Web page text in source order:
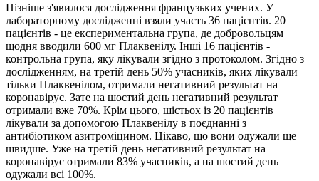
Пізніше з'явилося дослідження французьких учених. У
лабораторному дослідженні взяли участь 36 пацієнтів. 20
пацієнтів - це експериментальна група, де добровольцям
щодня вводили 600 мг Плаквенілу. Інші 16 пацієнтів -
контрольна група, яку лікували згідно з протоколом. Згідно з
дослідженням, на третій день 50% учасників, яких лікували
тільки Плаквенілом, отримали негативний результат на
коронавірус. Зате на шостий день негативний результат
отримали вже 70%. Крім цього, шістьох із 20 пацієнтів
лікували за допомогою Плаквенілу в поєднанні з
антибіотиком азитроміцином. Цікаво, що вони одужали ще
швидше. Уже на третій день негативний результат на
коронавірус отримали 83% учасників, а на шостий день
одужали всі 100%.